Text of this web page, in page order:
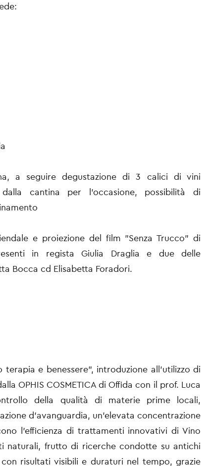
a seguire degustazione di 3 calici di vini
dalla cantina per l'occasione, possibilità di
e proiezione del film "Senza Trucco" di
in regista Giulia Draglia e due delle
Bocca cd Elisabetta Foradori.
terapia e benessere”, introduzione all'utilizzo di
OPHIS COSMETICA di Offida con il prof. Luca
della qualità di materie prime locali,
d'avanguardia, un'elevata concentrazione
l'efficienza di trattamenti innovativi di Vino
naturali, frutto di ricerche condotte su antichi
risultati visibili e duraturi nel tempo, grazie